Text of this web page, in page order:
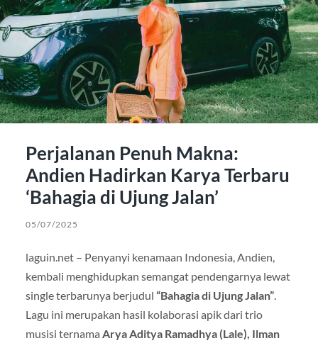
Perjalanan Penuh Makna:
Andien Hadirkan Karya Terbaru
‘Bahagia di Ujung Jalan’
05/07/2025
laguin.net – Penyanyi kenamaan Indonesia, Andien,
kembali menghidupkan semangat pendengarnya lewat
single terbarunya berjudul “Bahagia di Ujung Jalan”.
Lagu ini merupakan hasil kolaborasi apik dari trio
musisi ternama Arya Aditya Ramadhya (Lale), Ilman